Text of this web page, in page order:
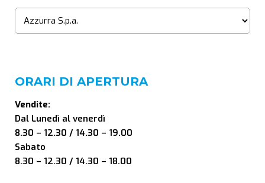
ORARI DI APERTURA
Vendite:
Dal Lunedì al venerdì
8.30 – 12.30 / 14.30 – 19.00
Sabato
8.30 – 12.30 / 14.30 – 18.00